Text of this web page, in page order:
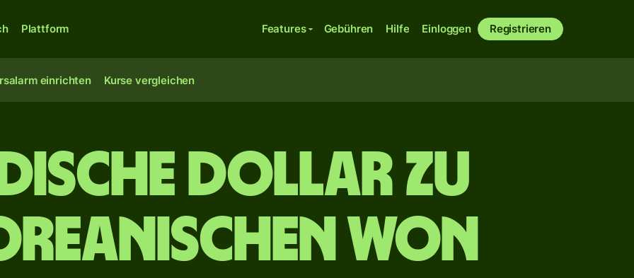
Plattform Features Gebühren Hilfe Einloggen Registrieren
einrichten Kurse vergleichen
Dollar zu
Won